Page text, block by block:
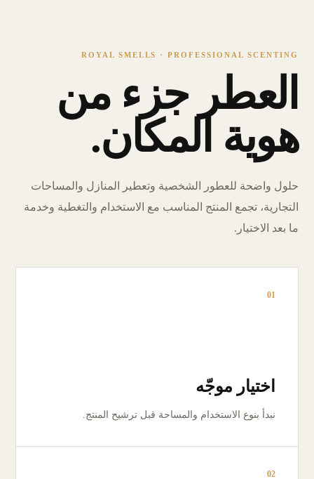
ROYAL SMELLS · PROFESSIONAL SCENTING
العطر جزء من
هوية المكان.
حلول واضحة للعطور الشخصية وتعطير المنازل والمساحات
التجارية، تجمع المنتج المناسب مع الاستخدام والتغطية وخدمة
ما بعد الاختيار.
01
اختيار موجّه
نبدأ بنوع الاستخدام والمساحة قبل ترشيح المنتج.
02